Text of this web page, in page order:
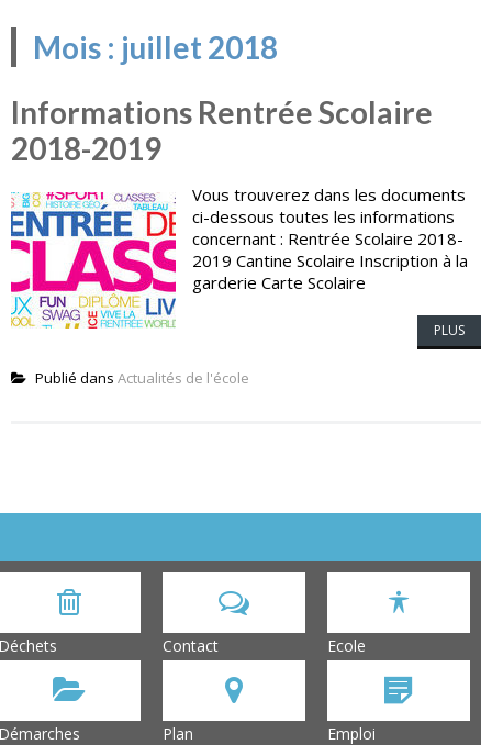
Mois : juillet 2018
Informations Rentrée Scolaire
2018-2019
Vous trouverez dans les documents
ci-dessous toutes les informations
concernant : Rentrée Scolaire 2018-
2019 Cantine Scolaire Inscription à la
garderie Carte Scolaire
PLUS
Publié dans Actualités de l'école
Contact Ecole
Plan Emploi